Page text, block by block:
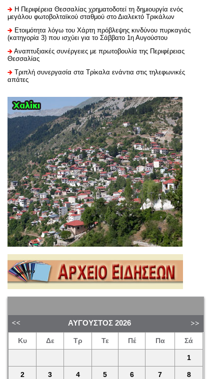
H Περιφέρεια Θεσσαλίας χρηματοδοτεί τη δημιουργία ενός
μεγάλου φωτοβολταϊκού σταθμού στο Διαλεκτό Τρικάλων
Ετοιμότητα λόγω του Χάρτη πρόβλεψης κινδύνου πυρκαγιάς
(κατηγορία 3) που ισχύει για το Σάββατο 1η Αυγούστου
Αναπτυξιακές συνέργειες με πρωτοβουλία της Περιφέρειας
Θεσσαλίας
Τριπλή συνεργασία στα Τρίκαλα ενάντια στις τηλεφωνικές
απάτες
ΑΎΓΟΥΣΤΟΣ 2026
Κυ Δε Τρ Τε Πέ Πα Σά
1
2 3 4 5 6 7 8